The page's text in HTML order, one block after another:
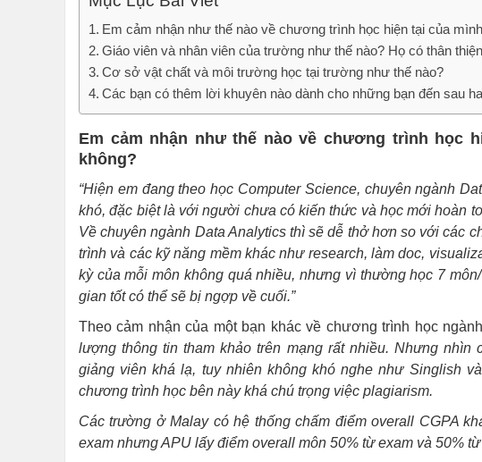
Em cảm nhận như thế nào về chương trình học hiện tại của
Giáo viên và nhân viên của trường như thế nào? Họ có thân
Cơ sở vật chất và môi trường học tại trường như thế nào?
Các bạn có thêm lời khuyên nào dành cho những bạn đến sau
Em cảm nhận như thế nào về chương trình học
không?
“Hiện em đang theo học Computer Science, chuyên ngành
khó, đặc biệt là với người chưa có kiến thức và học mới hoàn
Về chuyên ngành Data Analytics thì sẽ dễ thở hơn so với các
trình và các kỹ năng mềm khác như research, làm doc,
kỳ của mỗi môn không quá nhiều, nhưng vì thường học 7
gian tốt có thể sẽ bị ngợp về cuối.”
Theo cảm nhận của một bạn khác về chương trình học
lượng thông tin tham khảo trên mạng rất nhiều. Nhưng
giảng viên khá lạ, tuy nhiên không khó nghe như Singlish
chương trình học bên này khá chú trọng việc plagiarism.
Các trường ở Malay có hệ thống chấm điểm overall CGPA
exam nhưng APU lấy điểm overall môn 50% từ exam và 50%